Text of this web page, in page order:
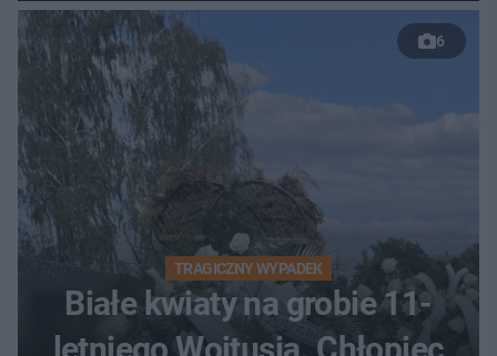
6
TRAGICZNY WYPADEK
Białe kwiaty na grobie 11-